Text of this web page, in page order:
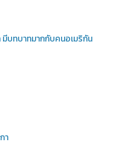
มีบทบาทมากกับคนอเมริกัน
า